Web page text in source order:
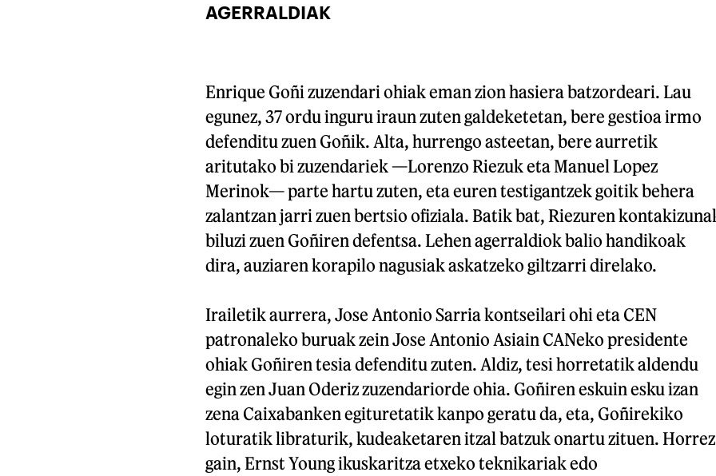
AGERRALDIAK
Enrique Goñi zuzendari ohiak eman zion hasiera batzordeari. Lau
egunez, 37 ordu inguru iraun zuten galdeketetan, bere gestioa irmo
defenditu zuen Goñik. Alta, hurrengo asteetan, bere aurretik
aritutako bi zuzendariek —Lorenzo Riezuk eta Manuel Lopez
Merinok— parte hartu zuten, eta euren testigantzek goitik behera
zalantzan jarri zuen bertsio ofiziala. Batik bat, Riezuren
biluzi zuen Goñiren defentsa. Lehen agerraldiok balio handikoak
dira, auziaren korapilo nagusiak askatzeko giltzarri direlako.
Irailetik aurrera, Jose Antonio Sarria kontseilari ohi eta CEN
patronaleko buruak zein Jose Antonio Asiain CANeko presidente
ohiak Goñiren tesia defenditu zuten. Aldiz, tesi horretatik aldendu
egin zen Juan Oderiz zuzendariorde ohia. Goñiren eskuin esku izan
zena Caixabanken egituretatik kanpo geratu da, eta, Goñirekiko
loturatik libraturik, kudeaketaren itzal batzuk onartu zituen. Horrez
gain, Ernst Young ikuskaritza etxeko teknikariak edo